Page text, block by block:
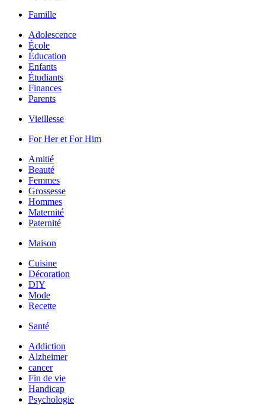
Famille
Adolescence
École
Éducation
Enfants
Étudiants
Finances
Parents
Vieillesse
For Her et For Him
Amitié
Beauté
Femmes
Grossesse
Hommes
Maternité
Paternité
Maison
Cuisine
Décoration
DIY
Mode
Recette
Santé
Addiction
Alzheimer
cancer
Fin de vie
Handicap
Psychologie